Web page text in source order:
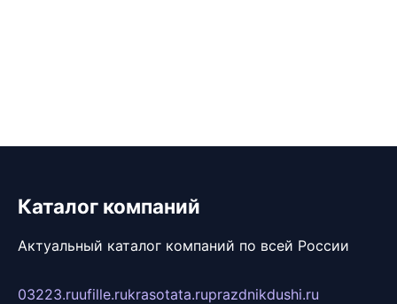
Каталог компаний
Актуальный каталог компаний по всей России
03223.ruufille.rukrasotata.ruprazdnikdushi.ru